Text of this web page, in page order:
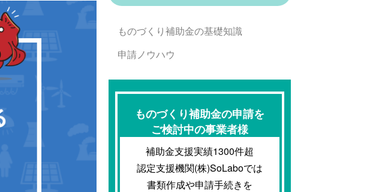
ものづくり補助金の基礎知識
申請ノウハウ
ものづくり補助金の申請を
ご検討中の事業者様
補助金支援実績1300件超
認定支援機関(株)SoLaboでは
書類作成や申請手続きを